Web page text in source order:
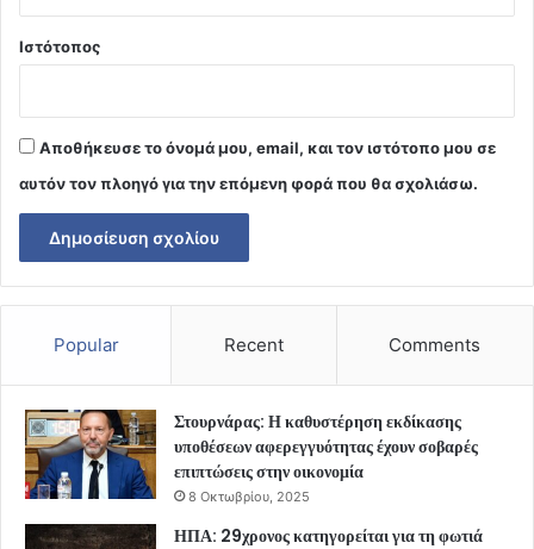
Ιστότοπος
Αποθήκευσε το όνομά μου, email, και τον ιστότοπο μου σε
αυτόν τον πλοηγό για την επόμενη φορά που θα σχολιάσω.
Popular Recent Comments
Στουρνάρας: Η καθυστέρηση εκδίκασης
υποθέσεων αφερεγγυότητας έχουν σοβαρές
επιπτώσεις στην οικονομία
8 Οκτωβρίου, 2025
ΗΠΑ: 29χρονος κατηγορείται για τη φωτιά